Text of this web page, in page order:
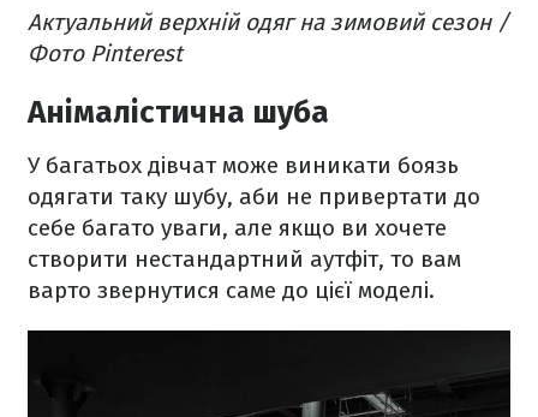
Актуальний верхній одяг на зимовий сезон /
Фото Pinterest
Анімалістична шуба
У багатьох дівчат може виникати боязь
одягати таку шубу, аби не привертати до
себе багато уваги, але якщо ви хочете
створити нестандартний аутфіт, то вам
варто звернутися саме до цієї моделі.